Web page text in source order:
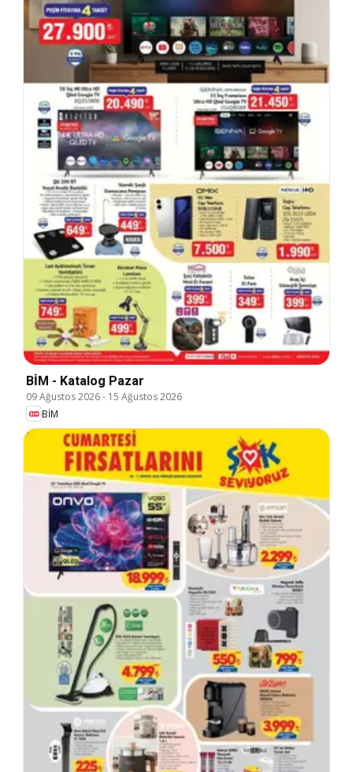
BİM - Katalog Pazar
09 Ağustos 2026- 15 Ağustos 2026
BİM